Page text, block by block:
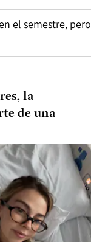
el semestre, pero
la
de una